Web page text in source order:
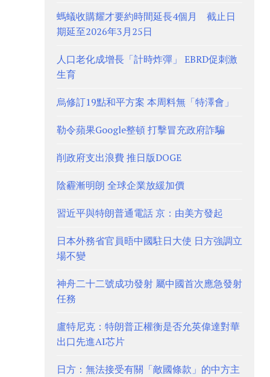
螞蟻收購耀才要約時間延長4個月 截止日
期延至2026年3月25日
人口老化成增長「計時炸彈」 EBRD促刺激
生育
烏修訂19點和平方案 本周料無「特澤會」
勒令蘋果Google整頓 打擊冒充政府詐騙
削政府支出浪費 推日版DOGE
陰霾漸明朗 全球企業放緩加價
習近平與特朗普通電話 京：由美方發起
日本外務省官員晤中國駐日大使 日方強調立
場不變
神舟二十二號成功發射 屬中國首次應急發射
任務
盧特尼克：特朗普正權衡是否允英偉達對華
出口先進AI芯片
日方：無法接受有關「敵國條款」的中方主